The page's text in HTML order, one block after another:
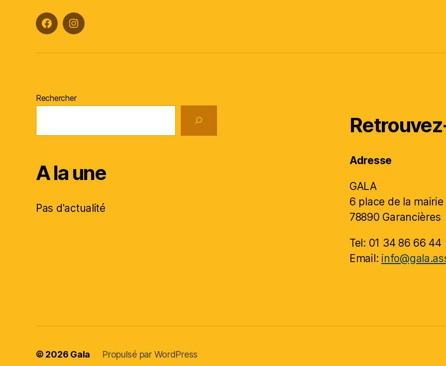
FacebookInstagram
Rechercher
A la une
Pas d'actualité
Adresse
GALA
6 place de la mairie
78890 Garancières
Tel: 01 34 86 66 44
Email:
© 2026 Gala Propulsé par WordPress